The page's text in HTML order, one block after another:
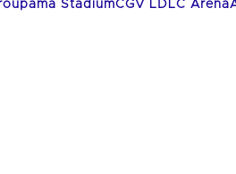
StadiumCGV LDLC Arena